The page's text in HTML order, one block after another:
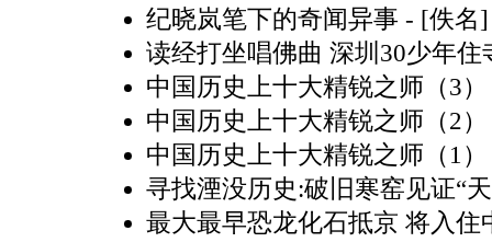
纪晓岚笔下的奇闻异事 - [佚名]
读经打坐唱佛曲 深圳30少年住
中国历史上十大精锐之师（3）
中国历史上十大精锐之师（2）
中国历史上十大精锐之师（1）
寻找湮没历史:破旧寒窑见证“
最大最早恐龙化石抵京 将入住